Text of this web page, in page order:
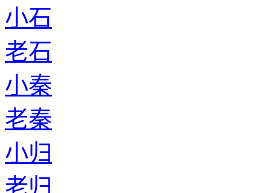
小石
老石
小秦
老秦
小归
老归